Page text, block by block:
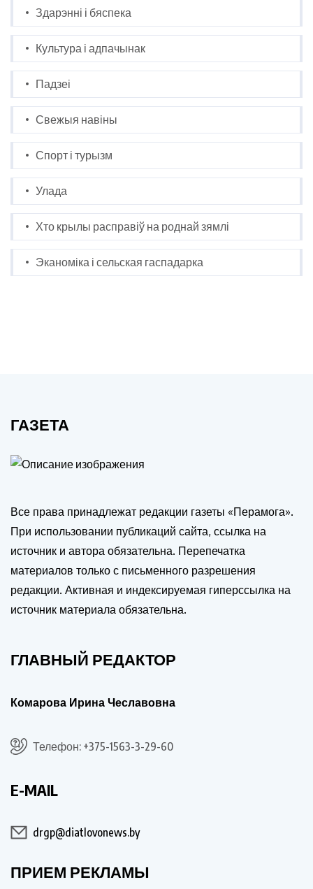
Здарэнні і бяспека
Культура і адпачынак
Падзеі
Свежыя навіны
Спорт і турызм
Улада
Хто крылы расправіў на роднай зямлі
Эканоміка і сельская гаспадарка
ГАЗЕТА
Все права принадлежат редакции газеты «Перамога».
При использовании публикаций сайта, ссылка на
источник и автора обязательна. Перепечатка
материалов только с письменного разрешения
редакции. Активная и индексируемая гиперссылка на
источник материала обязательна.
ГЛАВНЫЙ РЕДАКТОР
Комарова Ирина Чеславовна
Телефон: +375-1563-3-29-60
E-MAIL
drgp@diatlovonews.by
ПРИЕМ РЕКЛАМЫ